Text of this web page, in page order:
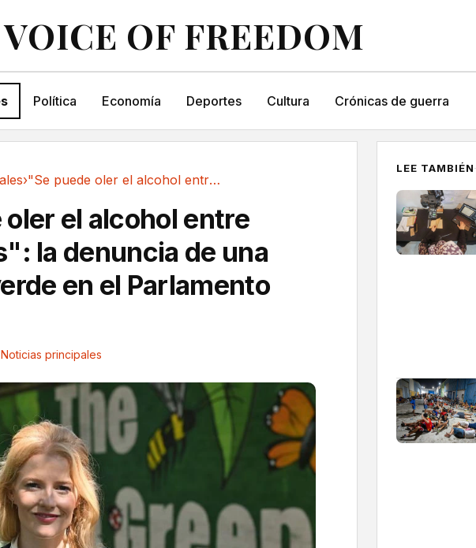
VOICE OF FREEDOM
Política Economía Deportes Cultura Crónicas de guerra
› "Se puede oler el alcohol entre votaciones":...
el alcohol entre
la denuncia de una
en el Parlamento
Noticias principales
LEE TAMBIÉN